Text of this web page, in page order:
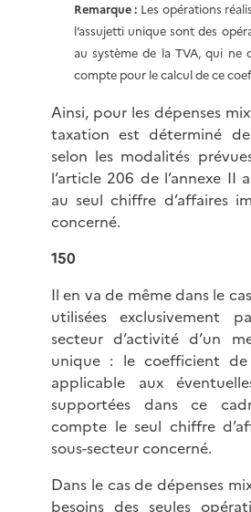
Remarque : Les opérations
l’assujetti unique sont des
au système de la TVA, qui ne
compte pour le calcul de ce
Ainsi, pour les dépenses
taxation est déterminé
selon les modalités
l’article 206 de l’annexe II
au seul chiffre d’affaires
concerné.
150
Il en va de même dans le
utilisées exclusivement
secteur d’activité d’un
unique : le coefficient
applicable aux
supportées dans ce
compte le seul chiffre
sous-secteur concerné.
Dans le cas de dépenses
besoins des seules